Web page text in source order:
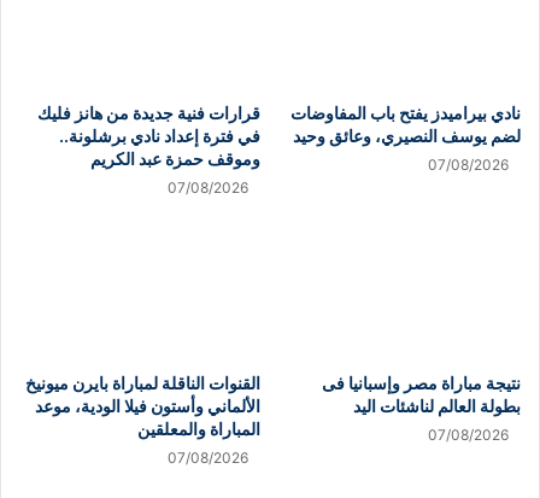
نادي بيراميدز يفتح باب المفاوضات
لضم يوسف النصيري، وعائق وحيد
07/08/2026
قرارات فنية جديدة من هانز فليك
في فترة إعداد نادي برشلونة..
وموقف حمزة عبد الكريم
07/08/2026
نتيجة مباراة مصر وإسبانيا فى
بطولة العالم لناشئات اليد
07/08/2026
القنوات الناقلة لمباراة بايرن ميونيخ
الألماني وأستون فيلا الودية، موعد
المباراة والمعلقين
07/08/2026